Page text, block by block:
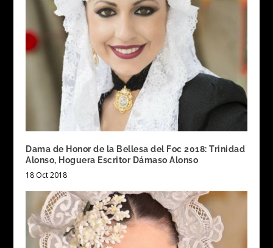
Dama de Honor de la Bellesa del Foc 2018: Trinidad
Alonso, Hoguera Escritor Dámaso Alonso
18 Oct 2018